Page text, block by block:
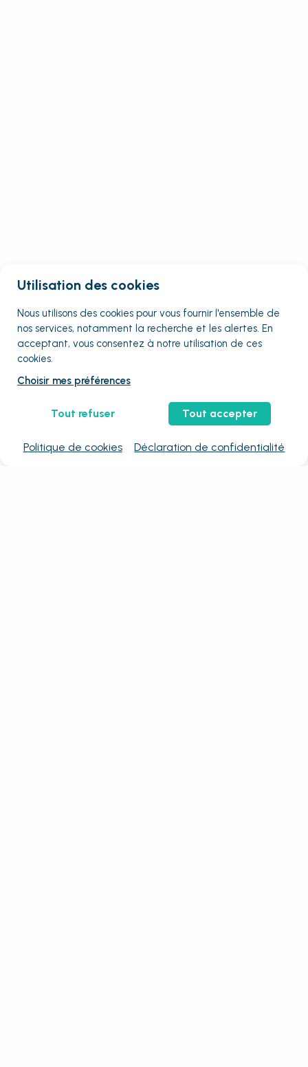
Utilisation des cookies
Nous utilisons des cookies pour vous fournir l'ensemble de
nos services, notamment la recherche et les alertes. En
acceptant, vous consentez à notre utilisation de ces
cookies.
Choisir mes préférences
Tout refuser Tout accepter
Politique de cookies Déclaration de confidentialité